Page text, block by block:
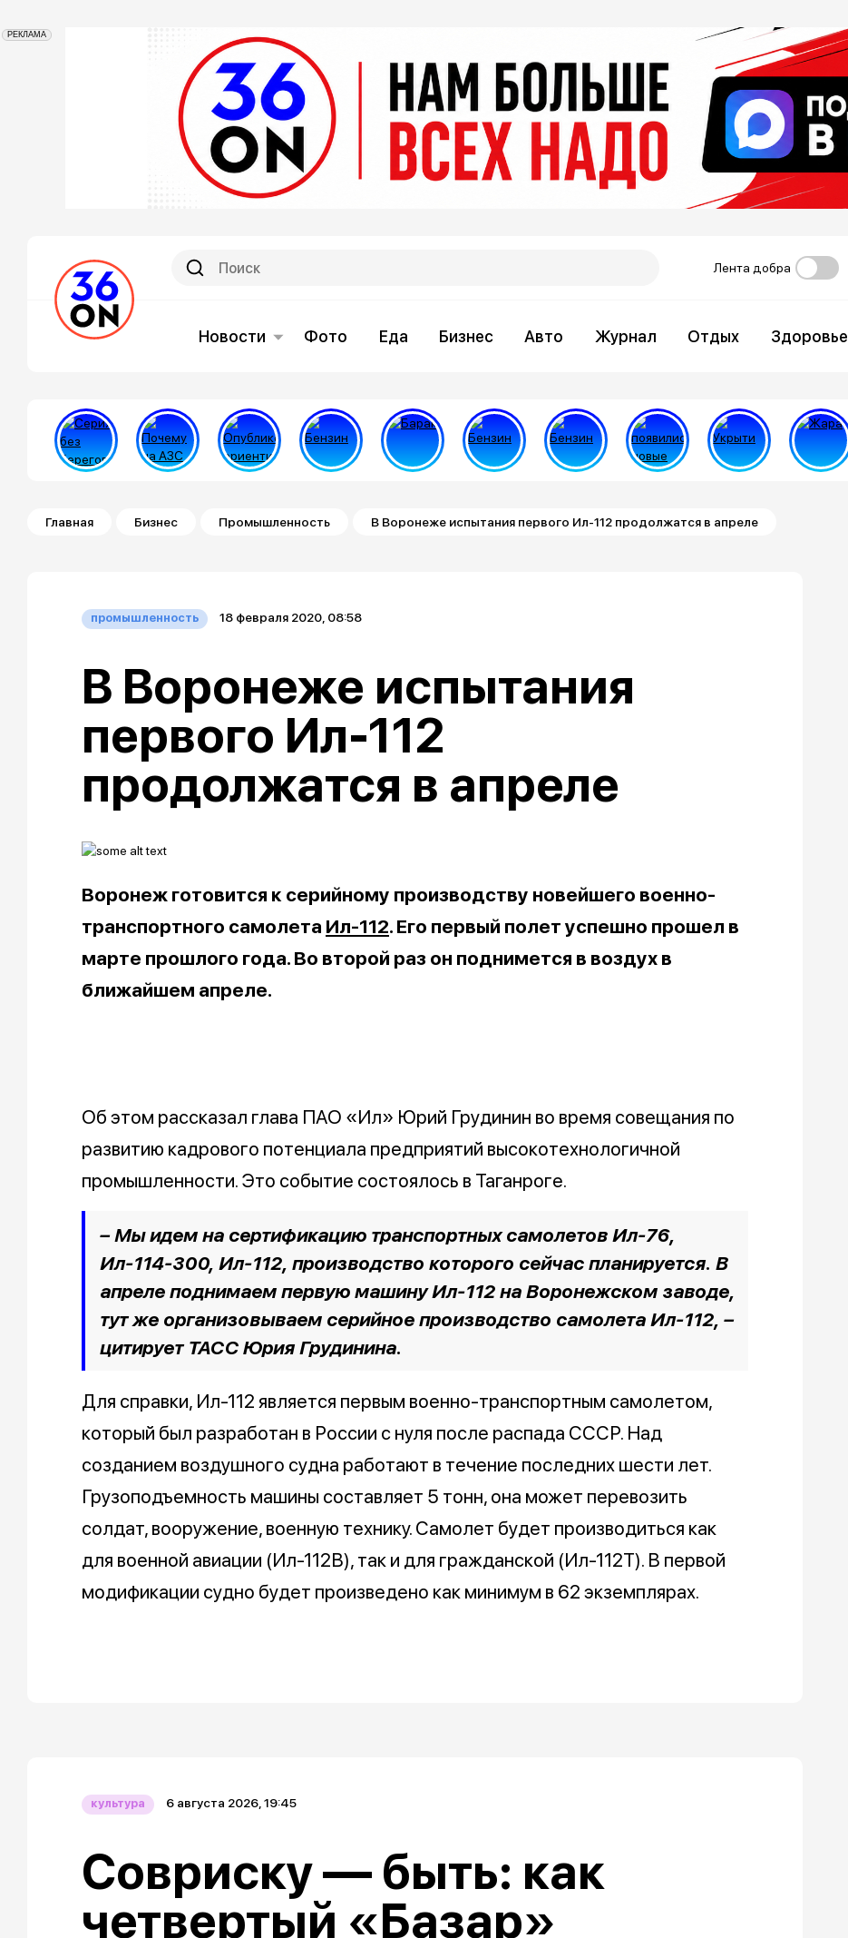
РЕКЛАМА
Лента добра
Новости Фото Еда Бизнес Авто Журнал Отдых Здоровье
Строка навигации
Главная Бизнес Промышленность В Воронеже испытания первого Ил-112 продолжатся в апреле
промышленность 18 февраля 2020, 08:58
В Воронеже испытания
первого Ил-112
продолжатся в апреле
Воронеж готовится к серийному производству новейшего военно-
транспортного самолета Ил-112. Его первый полет успешно прошел в
марте прошлого года. Во второй раз он поднимется в воздух в
ближайшем апреле.
Об этом рассказал глава ПАО «Ил» Юрий Грудинин во время совещания по
развитию кадрового потенциала предприятий высокотехнологичной
промышленности. Это событие состоялось в Таганроге.
– Мы идем на сертификацию транспортных самолетов Ил-76,
Ил-114-300, Ил-112, производство которого сейчас планируется. В
апреле поднимаем первую машину Ил-112 на Воронежском заводе,
тут же организовываем серийное производство самолета Ил-112, –
цитирует ТАСС Юрия Грудинина.
Для справки, Ил-112 является первым военно-транспортным самолетом,
который был разработан в России с нуля после распада СССР. Над
созданием воздушного судна работают в течение последних шести лет.
Грузоподъемность машины составляет 5 тонн, она может перевозить
солдат, вооружение, военную технику. Самолет будет производиться как
для военной авиации (Ил-112В), так и для гражданской (Ил-112Т). В первой
модификации судно будет произведено как минимум в 62 экземплярах.
культура 6 августа 2026, 19:45
Совриску — быть: как
четвертый «Базар»